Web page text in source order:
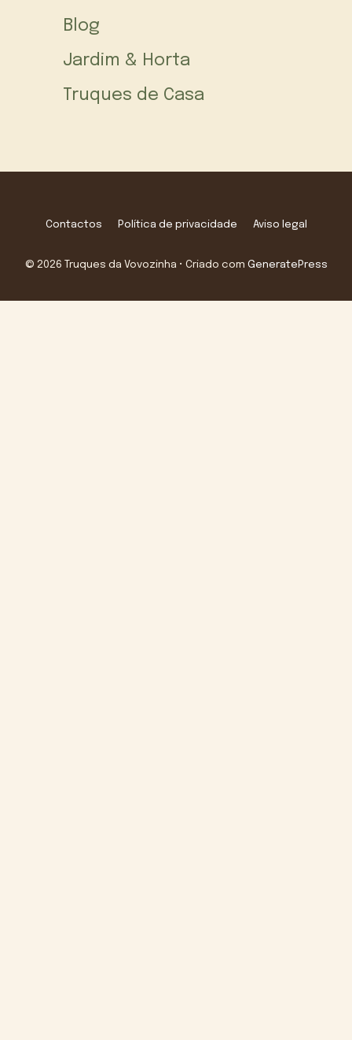
Blog
Jardim & Horta
Truques de Casa
Contactos Política de privacidade Aviso legal
© 2026 Truques da Vovozinha • Criado com GeneratePress